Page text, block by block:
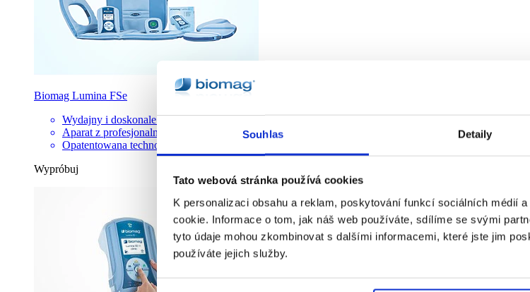
Souhlas Detaily
Tato webová stránka používá cookies
K personalizaci obsahu a reklam, poskytování funkcí sociálních médií
cookie. Informace o tom, jak náš web používáte, sdílíme se svými
tyto údaje mohou zkombinovat s dalšími informacemi, které jste jim
používáte jejich služby.
Biomag Lumina FSe
Wydajny i doskonale wyposażony zestaw
Aparat z profesjonalnymi ustawieniami
Opatentowana technologia 3D-e
Wypróbuj